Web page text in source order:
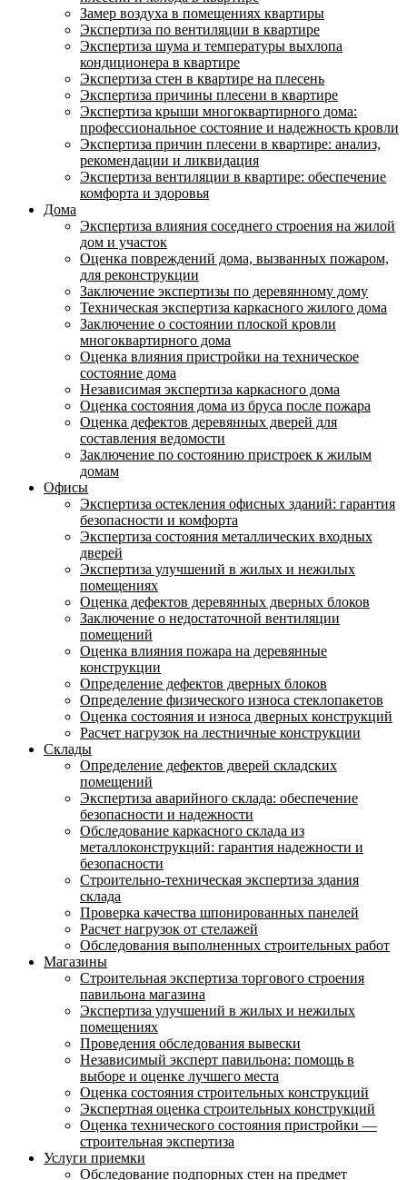
Замер воздуха в помещениях квартиры
Экспертиза по вентиляции в квартире
Экспертиза шума и температуры выхлопа
кондиционера в квартире
Экспертиза стен в квартире на плесень
Экспертиза причины плесени в квартире
Экспертиза крыши многоквартирного дома:
профессиональное состояние и надежность кровли
Экспертиза причин плесени в квартире: анализ,
рекомендации и ликвидация
Экспертиза вентиляции в квартире: обеспечение
комфорта и здоровья
Дома
Экспертиза влияния соседнего строения на жилой
дом и участок
Оценка повреждений дома, вызванных пожаром,
для реконструкции
Заключение экспертизы по деревянному дому
Техническая экспертиза каркасного жилого дома
Заключение о состоянии плоской кровли
многоквартирного дома
Оценка влияния пристройки на техническое
состояние дома
Независимая экспертиза каркасного дома
Оценка состояния дома из бруса после пожара
Оценка дефектов деревянных дверей для
составления ведомости
Заключение по состоянию пристроек к жилым
домам
Офисы
Экспертиза остекления офисных зданий: гарантия
безопасности и комфорта
Экспертиза состояния металлических входных
дверей
Экспертиза улучшений в жилых и нежилых
помещениях
Оценка дефектов деревянных дверных блоков
Заключение о недостаточной вентиляции
помещений
Оценка влияния пожара на деревянные
конструкции
Определение дефектов дверных блоков
Определение физического износа стеклопакетов
Оценка состояния и износа дверных конструкций
Расчет нагрузок на лестничные конструкции
Склады
Определение дефектов дверей складских
помещений
Экспертиза аварийного склада: обеспечение
безопасности и надежности
Обследование каркасного склада из
металлоконструкций: гарантия надежности и
безопасности
Строительно-техническая экспертиза здания
склада
Проверка качества шпонированных панелей
Расчет нагрузок от стелажей
Обследования выполненных строительных работ
Магазины
Строительная экспертиза торгового строения
павильона магазина
Экспертиза улучшений в жилых и нежилых
помещениях
Проведения обследования вывески
Независимый эксперт павильона: помощь в
выборе и оценке лучшего места
Оценка состояния строительных конструкций
Экспертная оценка строительных конструкций
Оценка технического состояния пристройки —
строительная экспертиза
Услуги приемки
Обследование подпорных стен на предмет